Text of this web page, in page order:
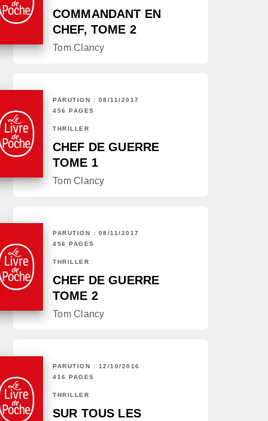
COMMANDANT EN
CHEF, TOME 2
Tom Clancy
PARUTION : 08/11/2017
456 PAGES
THRILLER
CHEF DE GUERRE
TOME 1
Tom Clancy
PARUTION : 08/11/2017
456 PAGES
THRILLER
CHEF DE GUERRE
TOME 2
Tom Clancy
PARUTION : 12/10/2016
416 PAGES
THRILLER
SUR TOUS LES